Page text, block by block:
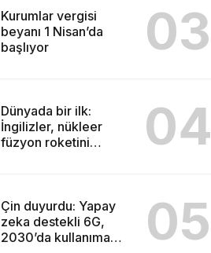
Kurumlar vergisi
beyanı 1 Nisan’da
başlıyor
03
Dünyada bir ilk:
İngilizler, nükleer
füzyon roketini
04
Çin duyurdu: Yapay
zeka destekli 6G,
2030’da kullanıma
05